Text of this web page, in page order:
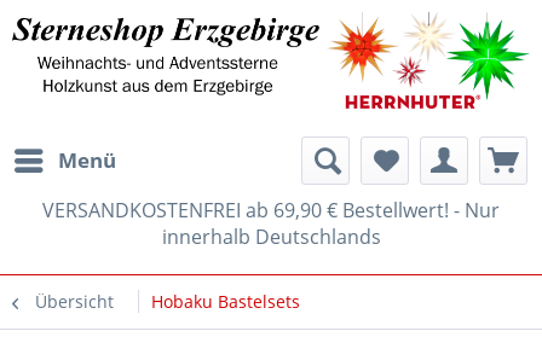
Menü
VERSANDKOSTENFREI ab 69,90 € Bestellwert! - Nur
innerhalb Deutschlands
Übersicht Hobaku Bastelsets